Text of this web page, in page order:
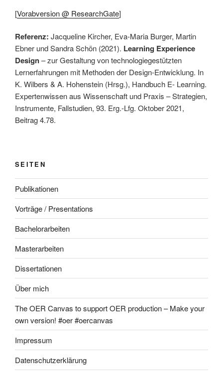
[Vorabversion @ ResearchGate]
Referenz: Jacqueline Kircher, Eva-Maria Burger, Martin
Ebner und Sandra Schön (2021). Learning Experience
Design– zur Gestaltung von technologiegestützten
Lernerfahrungen mit Methoden der Design-Entwicklung. In
K. Wilbers & A. Hohenstein (Hrsg.), Handbuch E- Learning.
Expertenwissen aus Wissenschaft und Praxis – Strategien,
Instrumente, Fallstudien, 93. Erg.-Lfg. Oktober 2021,
Beitrag 4.78.
SEITEN
Publikationen
Vorträge / Presentations
Bachelorarbeiten
Masterarbeiten
Dissertationen
Über mich
The OER Canvas to support OER production – Make your
own version! #oer #oercanvas
Impressum
Datenschutzerklärung